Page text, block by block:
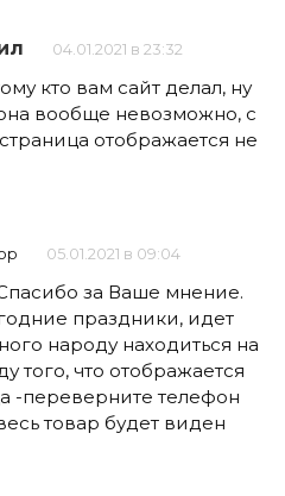
04.01.2021 в 23:32
кто вам сайт делал, ну
вообще невозможно, с
отображается не
05.01.2021 в 09:04
за Ваше мнение.
праздники, идет
народу находиться на
того, что отображается
-переверните телефон
товар будет виден